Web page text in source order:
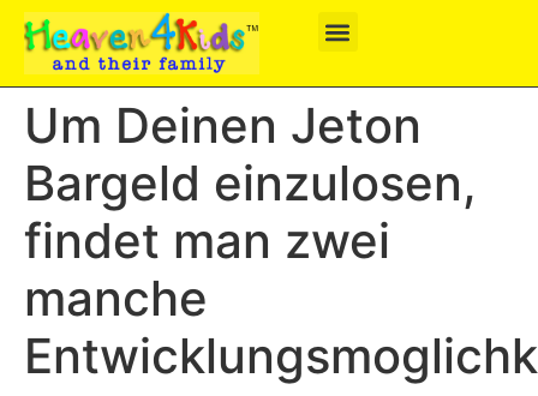
Um Deinen Jeton
Bargeld einzulosen,
findet man zwei
manche